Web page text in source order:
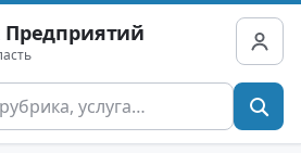
Предприятий